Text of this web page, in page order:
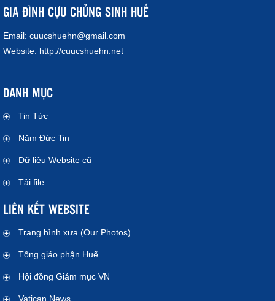
GIA ĐÌNH CỰU CHỦNG SINH HUẾ
Email: cuucshuehn@gmail.com
Website: http://cuucshuehn.net
DANH MỤC
Tin Tức
Năm Đức Tin
Dữ liệu Website cũ
Tải file
LIÊN KẾT WEBSITE
Trang hình xưa (Our Photos)
Tổng giáo phận Huế
Hội đồng Giám mục VN
Vatican News